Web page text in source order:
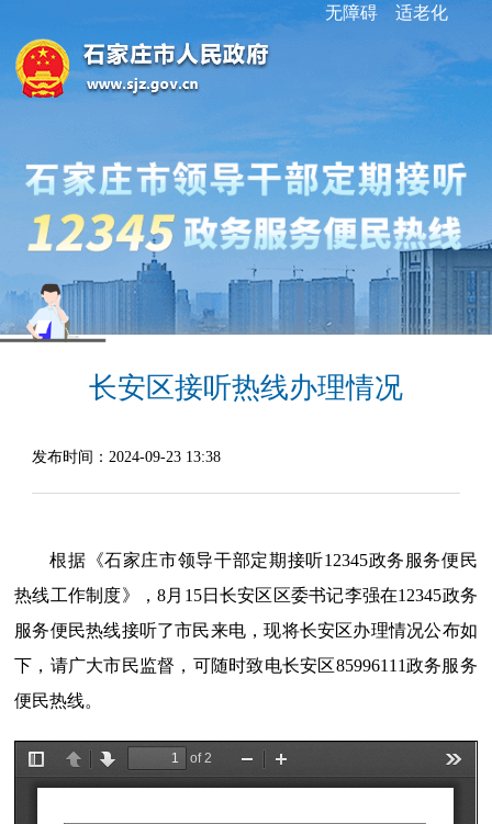
无障碍 适老化
长安区接听热线办理情况
发布时间：2024-09-23 13:38
根据《石家庄市领导干部定期接听12345政务服务便民
热线工作制度》，8月15日长安区区委书记李强在12345政务
服务便民热线接听了市民来电，现将长安区办理情况公布如
下，请广大市民监督，可随时致电长安区85996111政务服务
便民热线。